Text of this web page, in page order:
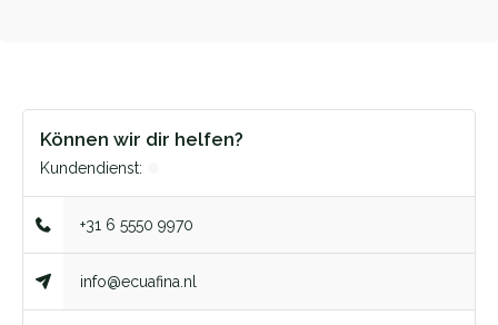
Können wir dir helfen?
Kundendienst:
+31 6 5550 9970
info@ecuafina.nl